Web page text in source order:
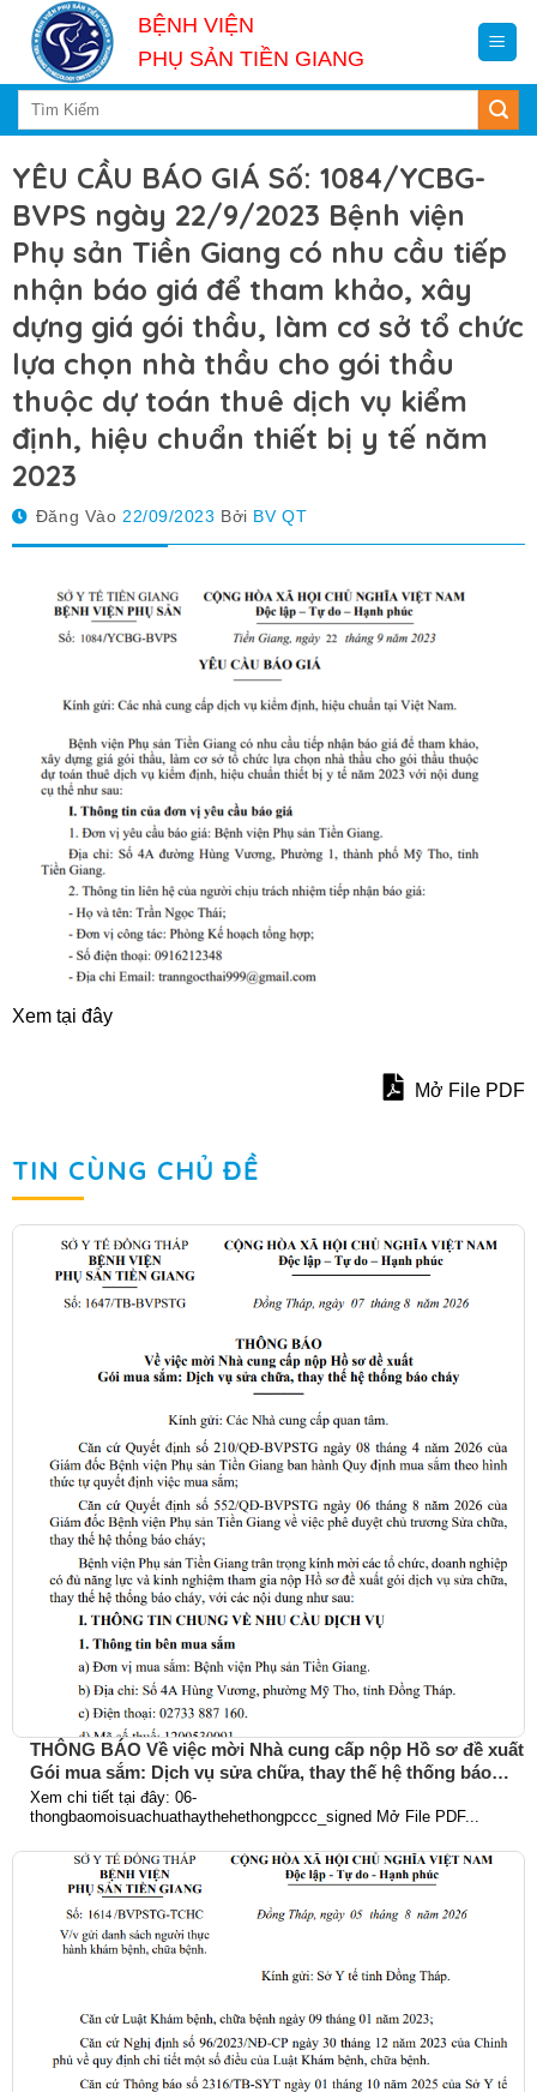
content
BỆNH VIỆN
PHỤ SẢN TIỀN GIANG
YÊU CẦU BÁO GIÁ Số: 1084/YCBG-
BVPS ngày 22/9/2023 Bệnh viện
Phụ sản Tiền Giang có nhu cầu tiếp
nhận báo giá để tham khảo, xây
dựng giá gói thầu, làm cơ sở tổ chức
lựa chọn nhà thầu cho gói thầu
thuộc dự toán thuê dịch vụ kiểm
định, hiệu chuẩn thiết bị y tế năm
2023
Đăng Vào 22/09/2023 Bởi BV QT
Xem tại đây
Mở File PDF
TIN CÙNG CHỦ ĐỀ
THÔNG BÁO Về việc mời Nhà cung cấp nộp Hồ sơ đề xuất
Gói mua sắm: Dịch vụ sửa chữa, thay thế hệ thống báo
cháy
Xem chi tiết tại đây: 06-
thongbaomoisuachuathaythehethongpccc_signed Mở File PDF...